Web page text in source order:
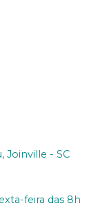
Joinville - SC
feira das 8h